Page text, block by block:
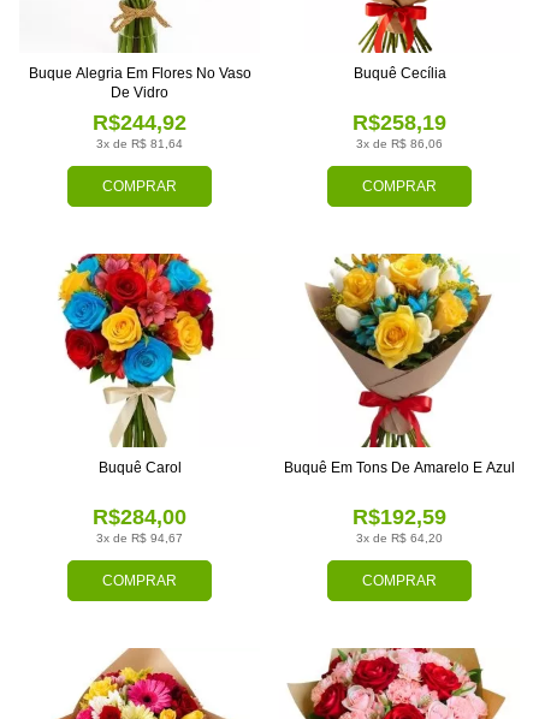
COMPRAR
3x de R$ 81,64
R$244,92
Buque Alegria Em Flores No Vaso
De Vidro
COMPRAR
3x de R$ 86,06
R$258,19
Buquê Cecília
COMPRAR
3x de R$ 94,67
R$284,00
Buquê Carol
COMPRAR
3x de R$ 64,20
R$192,59
Buquê Em Tons De Amarelo E Azul